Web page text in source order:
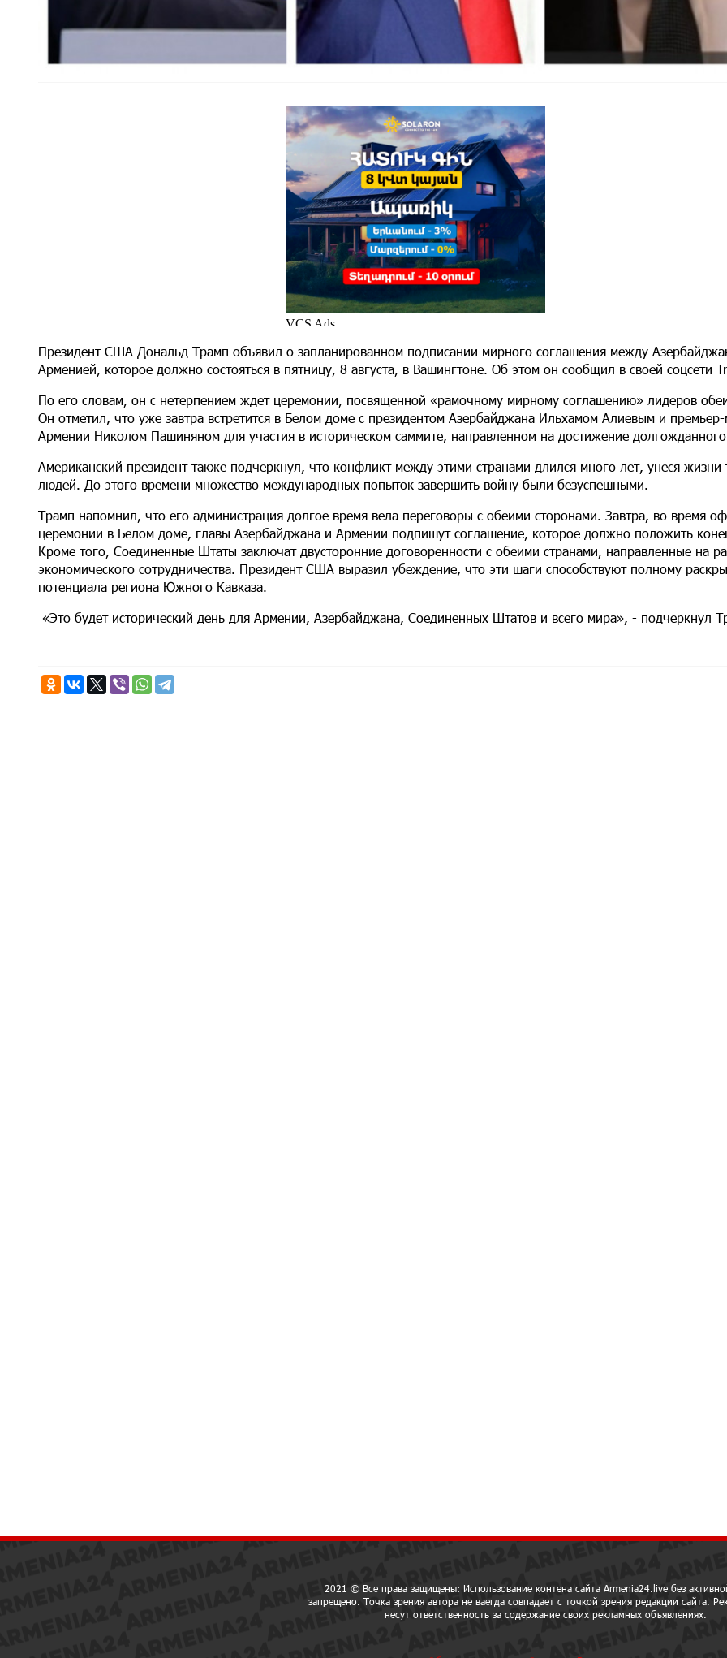
Президент США Дональд Трамп объявил о запланированном подписании мирного соглашения между
Арменией, которое должно состояться в пятницу, 8 августа, в Вашингтоне. Об этом он сообщил в своей соцсети
По его словам, он с нетерпением ждет церемонии, посвященной «рамочному мирному соглашению» лидеров
Он отметил, что уже завтра встретится в Белом доме с президентом Азербайджана Ильхамом Алиевым и
Армении Николом Пашиняном для участия в историческом саммите, направленном на достижение долгожданного
Американский президент также подчеркнул, что конфликт между этими странами длился много лет, унеся жизни
людей. До этого времени множество международных попыток завершить войну были безуспешными.
Трамп напомнил, что его администрация долгое время вела переговоры с обеими сторонами. Завтра, во время
церемонии в Белом доме, главы Азербайджана и Армении подпишут соглашение, которое должно положить
Кроме того, Соединенные Штаты заключат двусторонние договоренности с обеими странами, направленные на
экономического сотрудничества. Президент США выразил убеждение, что эти шаги способствуют полному
потенциала региона Южного Кавказа.
«Это будет исторический день для Армении, Азербайджана, Соединенных Штатов и всего мира», - подчеркнул
2021 © Все права защищены: Использование контена сайта Armenia24.live без
запрещено. Точка зрения автора не ваегда совпадает с точкой зрения редакции сайта.
несут ответственность за содержание своих рекламных объявлениях.